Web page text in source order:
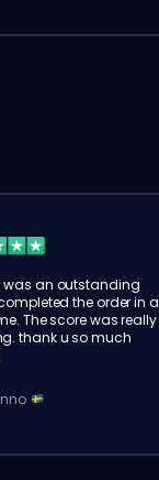
was an outstanding
the order in a
The score was really
thank u so much